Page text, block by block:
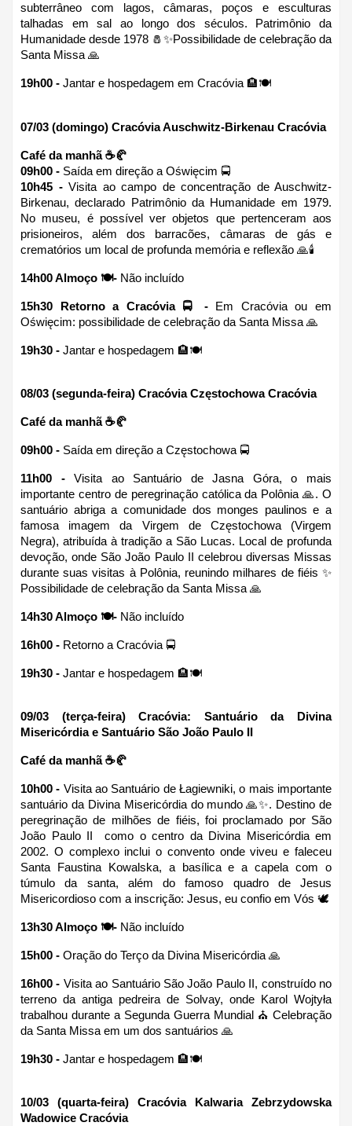
subterrâneo com lagos, câmaras, poços e esculturas
talhadas em sal ao longo dos séculos. Patrimônio da
Humanidade desde 1978 🧂✨Possibilidade de celebração da
Santa Missa 🙏
19h00 - Jantar e hospedagem em Cracóvia 🏨🍽
07/03 (domingo) Cracóvia Auschwitz-Birkenau Cracóvia
Café da manhã ☕🥐
09h00 - Saída em direção a Oświęcim 🚍
10h45 - Visita ao campo de concentração de Auschwitz-
Birkenau, declarado Patrimônio da Humanidade em 1979.
No museu, é possível ver objetos que pertenceram aos
prisioneiros, além dos barracões, câmaras de gás e
crematórios um local de profunda memória e reflexão 🙏🕯
14h00 Almoço 🍽- Não incluído
15h30 Retorno a Cracóvia 🚍 - Em Cracóvia ou em
Oświęcim: possibilidade de celebração da Santa Missa 🙏
19h30 - Jantar e hospedagem 🏨🍽
08/03 (segunda-feira) Cracóvia Częstochowa Cracóvia
Café da manhã ☕🥐
09h00 - Saída em direção a Częstochowa 🚍
11h00 - Visita ao Santuário de Jasna Góra, o mais
importante centro de peregrinação católica da Polônia 🙏. O
santuário abriga a comunidade dos monges paulinos e a
famosa imagem da Virgem de Częstochowa (Virgem
Negra), atribuída à tradição a São Lucas. Local de profunda
devoção, onde São João Paulo II celebrou diversas Missas
durante suas visitas à Polônia, reunindo milhares de fiéis ✨
Possibilidade de celebração da Santa Missa 🙏
14h30 Almoço 🍽- Não incluído
16h00 - Retorno a Cracóvia 🚍
19h30 - Jantar e hospedagem 🏨🍽
09/03 (terça-feira) Cracóvia: Santuário da Divina
Misericórdia e Santuário São João Paulo II
Café da manhã ☕🥐
10h00 - Visita ao Santuário de Łagiewniki, o mais importante
santuário da Divina Misericórdia do mundo 🙏✨. Destino de
peregrinação de milhões de fiéis, foi proclamado por São
João Paulo II  como o centro da Divina Misericórdia em
2002. O complexo inclui o convento onde viveu e faleceu
Santa Faustina Kowalska, a basílica e a capela com o
túmulo da santa, além do famoso quadro de Jesus
Misericordioso com a inscrição: Jesus, eu confio em Vós 🕊
13h30 Almoço 🍽- Não incluído
15h00 - Oração do Terço da Divina Misericórdia 🙏
16h00 - Visita ao Santuário São João Paulo II, construído no
terreno da antiga pedreira de Solvay, onde Karol Wojtyła
trabalhou durante a Segunda Guerra Mundial ⛪ Celebração
da Santa Missa em um dos santuários 🙏
19h30 - Jantar e hospedagem 🏨🍽
10/03 (quarta-feira) Cracóvia Kalwaria Zebrzydowska
Wadowice Cracóvia